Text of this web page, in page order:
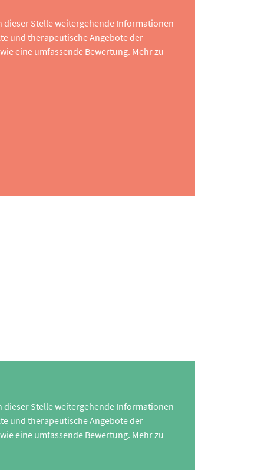
Stelle weitergehende Informationen
und therapeutische Angebote der
eine umfassende Bewertung. Mehr zu
Stelle weitergehende Informationen
und therapeutische Angebote der
eine umfassende Bewertung. Mehr zu